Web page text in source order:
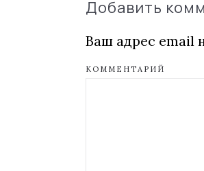
Добавить
Ваш адрес email
КОММЕНТАРИЙ